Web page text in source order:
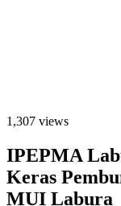
1,307 views
IPEPMA
Keras
MUI Labura